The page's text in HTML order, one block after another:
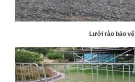
Lưới rào bảo vệ